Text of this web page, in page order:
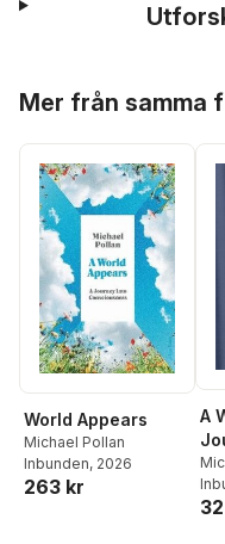
Mer från samma
World Appears
Michael Pollan
Inbunden, 2026
263 kr
A